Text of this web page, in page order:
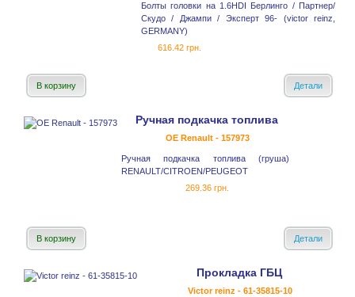
Болты головки на 1.6HDI Берлинго / Партнер/
Скудо / Джампи / Эксперт 96- (victor reinz,
GERMANY)
616.42 грн.
В корзину Детали
Ручная подкачка топлива
OE Renault - 157973
Ручная подкачка топлива (груша)
RENAULT/CITROEN/PEUGEOT
269.36 грн.
В корзину Детали
Прокладка ГБЦ
Victor reinz - 61-35815-10